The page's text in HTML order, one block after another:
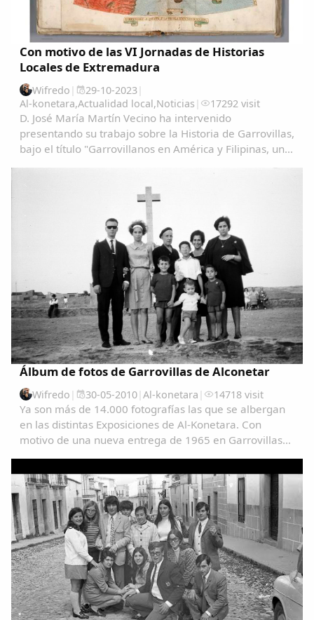
Con motivo de las VI Jornadas de Historias
Locales de Extremadura
Wifredo | 29-10-2023|
Al-konetara,Actualidad local,Noticias | 17292 visit
D. José María Martín Vecino ha intervenido
presentando su trabajo sobre la Historia de Garrovillas,
bajo el título "Garrovillanos en América y Filipinas, una
Álbum de fotos de Garrovillas de Alconetar
Wifredo | 30-05-2010| Al-konetara | 14718 visit
Ya son más de 14.000 fotografías las que se albergan
en las distintas Exposiciones de Al-Konetara. Con
motivo de una nueva entrega de 1965 en Garrovillas
del origen y disposición de las distintas...
Comparte